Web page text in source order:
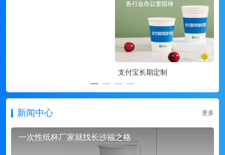
支付宝长期定制
新闻中心 更多
一次性纸杯厂家就找长沙福之格